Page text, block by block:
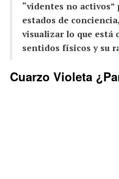
“videntes no activos”
estados de
visualizar lo que está
sentidos físicos y su
Cuarzo Violeta